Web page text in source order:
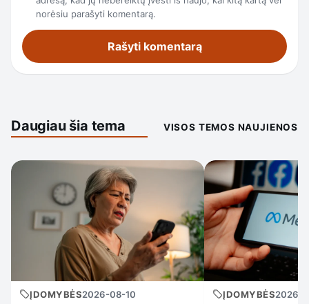
norėsiu parašyti komentarą.
Daugiau šia tema VISOS TEMOS NAUJIENOS
ĮDOMYBĖS2026-08-10 ĮDOMYBĖS2026-